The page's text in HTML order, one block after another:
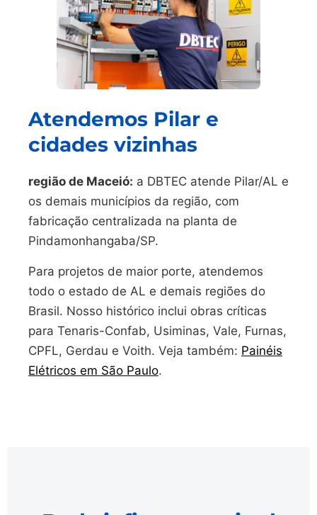
Atendemos Pilar e
cidades vizinhas
região de Maceió: a DBTEC atende Pilar/AL e
os demais municípios da região, com
fabricação centralizada na planta de
Pindamonhangaba/SP.
Para projetos de maior porte, atendemos
todo o estado de AL e demais regiões do
Brasil. Nosso histórico inclui obras críticas
para Tenaris-Confab, Usiminas, Vale, Furnas,
CPFL, Gerdau e Voith. Veja também: Painéis
Elétricos em São Paulo.